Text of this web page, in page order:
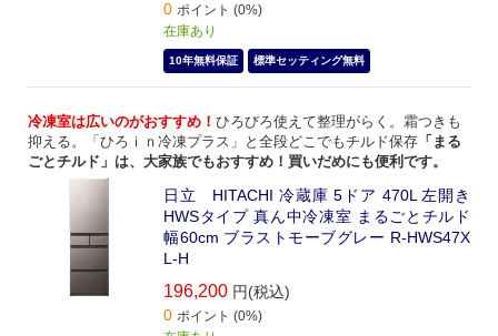
0 ポイント (0%)
在庫あり
10年無料保証 標準セッティング無料
冷凍室は広いのがおすすめ！ ひろびろ使えて整理がらく。霜つきも
抑える。「ひろｉｎ冷凍プラス」と全段どこでもチルド保存 「まる
ごとチルド」は、大家族でもおすすめ！買いだめにも便利です。
日立 HITACHI 冷蔵庫 5ドア 470L 左開き
HWSタイプ 真ん中冷凍室 まるごとチルド
幅60cm ブラストモーブグレー R-HWS47X
L-H
196,200 円(税込)
0 ポイント (0%)